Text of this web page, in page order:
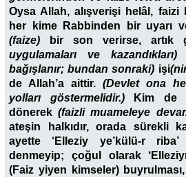
Oysa Allah, alışverişi helâl, faizi
her kime Rabbinden bir uyarı
(faize)
bir son verirse, artık
uygulamaları ve kazandıkları)
bağışlanır; bundan sonraki) işi
de Allah’a aittir. (Devlet ona
yolları göstermelidir.)
Kim de
dönerek (faizli muameleye
ateşin halkıdır, orada sürekli
ayette ‘Elleziy ye’külü-r
denmeyip; çoğul olarak
(Faiz yiyen kimseler)